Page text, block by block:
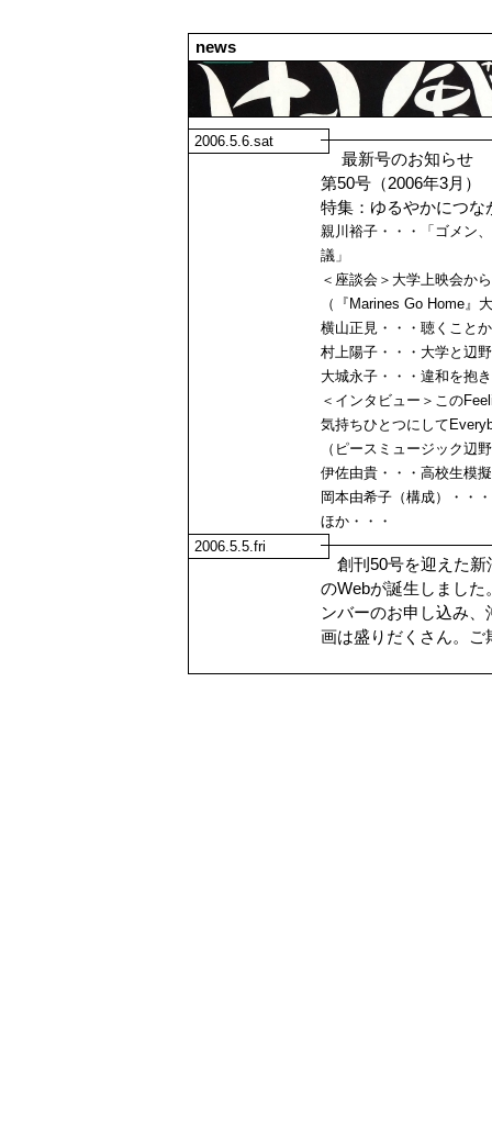
news
2006.5.6.sat
最新号のお知らせ
第50号（2006年3月）
特集：ゆるやかにつな
親川裕子・・・「ゴメン
議」
＜座談会＞大学上映会か
（『Marines Go Home』
横山正見・・・聴くこと
村上陽子・・・大学と辺
大城永子・・・違和を抱
＜インタビュー＞この
気持ちひとつにして
（ピースミュージック
伊佐由貴・・・高校生模
岡本由希子（構成）・・
ほか・・・
2006.5.5.fri
創刊50号を迎えた新
のWebが誕生しまし
ンバーのお申し込み
画は盛りだくさん。ご